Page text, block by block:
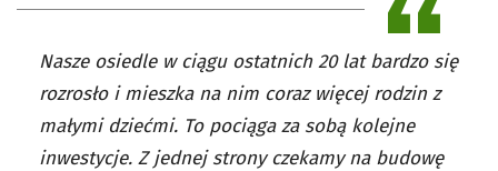
Nasze osiedle w ciągu ostatnich 20 lat bardzo się
rozrosło i mieszka na nim coraz więcej rodzin z
małymi dziećmi. To pociąga za sobą kolejne
inwestycje. Z jednej strony czekamy na budowę